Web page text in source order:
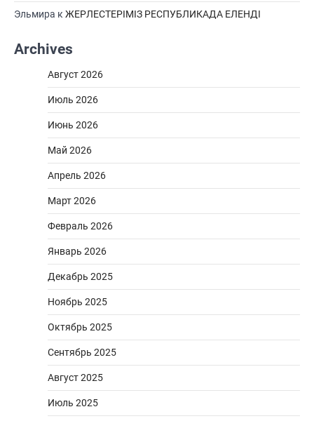
Эльмира к ЖЕРЛЕСТЕРІМІЗ РЕСПУБЛИКАДА ЕЛЕНДІ
Archives
Август 2026
Июль 2026
Июнь 2026
Май 2026
Апрель 2026
Март 2026
Февраль 2026
Январь 2026
Декабрь 2025
Ноябрь 2025
Октябрь 2025
Сентябрь 2025
Август 2025
Июль 2025